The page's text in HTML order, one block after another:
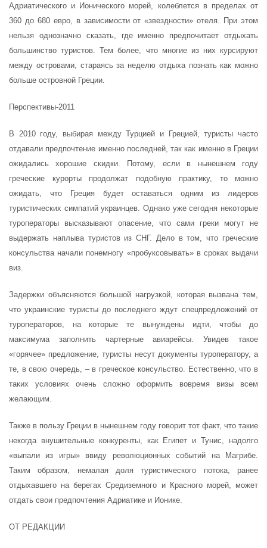
Адриатического и Ионического морей, колеблется в пределах от
360 до 680 евро, в зависимости от «звездности» отеля. При этом
нельзя однозначно сказать, где именно предпочитает отдыхать
большинство туристов. Тем более, что многие из них курсируют
между островами, стараясь за неделю отдыха познать как можно
больше островной Греции.
Перспективы-2011
В 2010 году, выбирая между Турцией и Грецией, туристы часто
отдавали предпочтение именно последней, так как именно в Греции
ожидались хорошие скидки. Потому, если в нынешнем году
греческие курорты продолжат подобную практику, то можно
ожидать, что Греция будет оставаться одним из лидеров
туристических симпатий украинцев. Однако уже сегодня некоторые
туроператоры высказывают опасение, что сами греки могут не
выдержать наплыва туристов из СНГ. Дело в том, что греческие
консульства начали понемногу «пробуксовывать» в сроках выдачи
виз.
Задержки объясняются большой нагрузкой, которая вызвана тем,
что украинские туристы до последнего ждут спецпредложений от
туроператоров, на которые те вынуждены идти, чтобы до
максимума заполнить чартерные авиарейсы. Увидев такое
«горячее» предложение, туристы несут документы туроператору, а
те, в свою очередь, – в греческое консульство. Естественно, что в
таких условиях очень сложно оформить вовремя визы всем
желающим.
Также в пользу Греции в нынешнем году говорит тот факт, что такие
некогда внушительные конкуренты, как Египет и Тунис, надолго
«выпали из игры» ввиду революционных событий на Магрибе.
Таким образом, немалая доля туристического потока, ранее
отдыхавшего на берегах Средиземного и Красного морей, может
отдать свои предпочтения Адриатике и Ионике.
ОТ РЕДАКЦИИ